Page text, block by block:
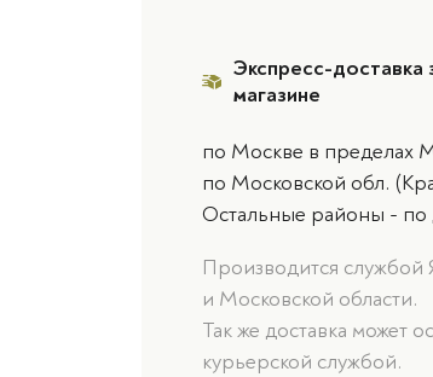
Экспресс-доставка
магазине
по Москве в пределах
по Московской обл.
Остальные районы - по
Производится службой
и Московской области.
Так же доставка может
курьерской службой.